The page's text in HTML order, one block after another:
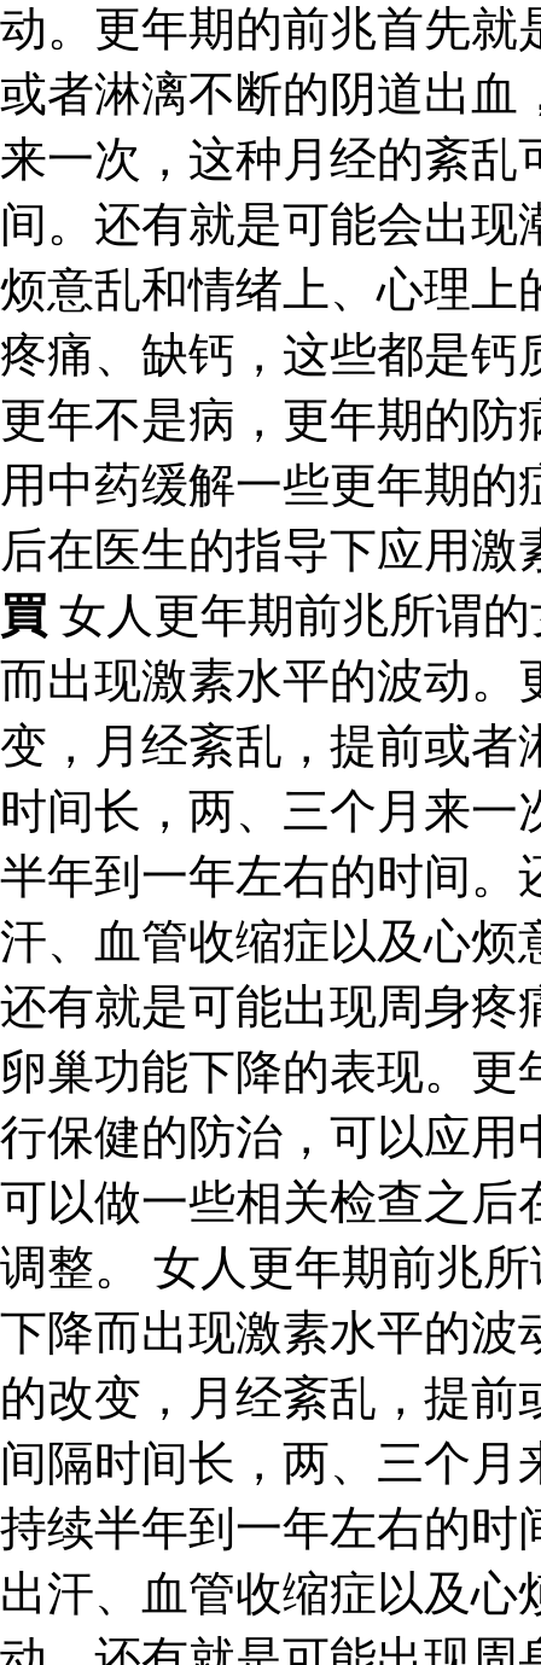
动。更年期的前兆首先就
或者淋漓不断的阴道出血
来一次，这种月经的紊乱
间。还有就是可能会出
烦意乱和情绪上、心理上
疼痛、缺钙，这些都是钙
更年不是病，更年期的防
用中药缓解一些更年期
后在医生的指导下应用
買 女人更年期前兆所谓
而出现激素水平的波动。
变，月经紊乱，提前或者
时间长，两、三个月来
半年到一年左右的时间。
汗、血管收缩症以及心烦
还有就是可能出现周身疼
卵巢功能下降的表现。
行保健的防治，可以应用
可以做一些相关检查之后
调整。 女人更年期前兆
下降而出现激素水平的波
的改变，月经紊乱，提
间隔时间长，两、三个
持续半年到一年左右的时
出汗、血管收缩症以及